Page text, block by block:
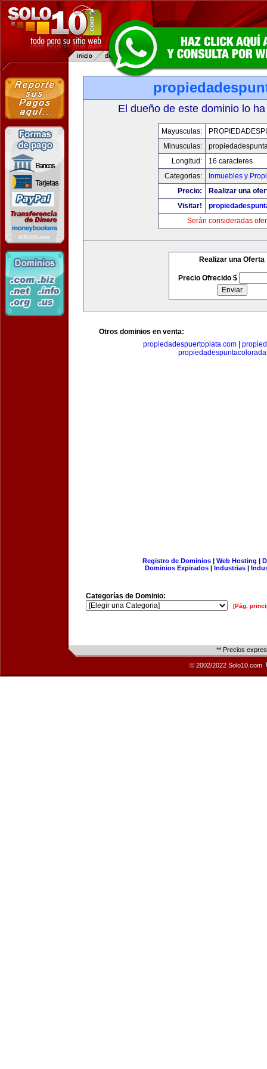
El dueño de este dominio lo
Mayusculas:
Minusculas:
Longitud:
16 caracteres
Categorias:
Inmuebles y
Precio:
Realizar una
Visitar!
Serán consideradas
Realizar una Oferta
Precio Ofrecido $
Otros dominios en venta:
propiedadespuertoplata.com
Registro de Dominios| Web Hosting |
Dominios Expirados | Industrias |
Categorías de Dominio:
[Pág.
** Precios
© 2002/2022 Solo10.com